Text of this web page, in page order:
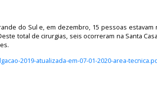
do Sul e, em dezembro, 15 pessoas estavam
total de cirurgias, seis ocorreram na Santa
2019-atualizada-em-07-01-2020-area-